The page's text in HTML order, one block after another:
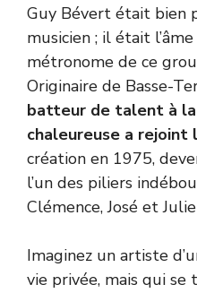
Guy Bévert était bien
musicien ; il était
métronome de ce
Originaire de Basse-
batteur de talent à
chaleureuse a rejoint
création en 1975,
l’un des piliers
Clémence, José et
Imaginez un artiste
vie privée, mais qui se